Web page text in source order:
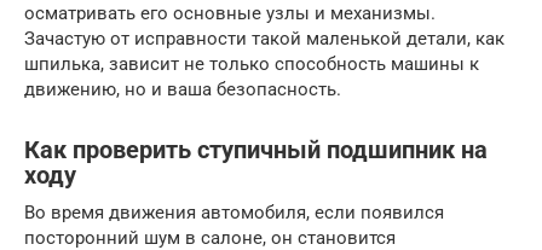
осматривать его основные узлы и механизмы.
Зачастую от исправности такой маленькой детали, как
шпилька, зависит не только способность машины к
движению, но и ваша безопасность.
Как проверить ступичный подшипник на
ходу
Во время движения автомобиля, если появился
посторонний шум в салоне, он становится